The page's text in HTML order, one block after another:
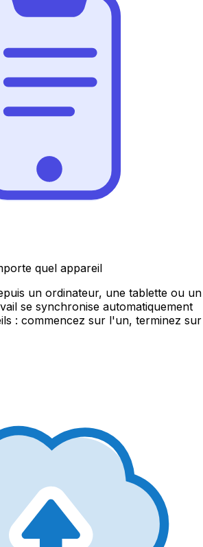
quel appareil
un ordinateur, une tablette ou un
se synchronise automatiquement
: commencez sur l'un, terminez sur